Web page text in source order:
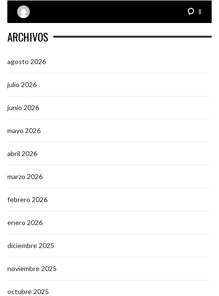
0
ARCHIVOS
agosto 2026
julio 2026
junio 2026
mayo 2026
abril 2026
marzo 2026
febrero 2026
enero 2026
diciembre 2025
noviembre 2025
octubre 2025